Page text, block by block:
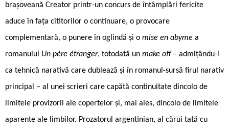
brașoveană Creator printr-un concurs de întâmplări fericite
aduce în fața cititorilor o continuare, o provocare
complementară, o punere în oglindă și o mise en abyme a
romanului Un père étranger, totodată un make off – admițându-l
ca tehnică narativă care dublează și în romanul-sursă firul narativ
principal – al unei scrieri care capătă continuitate dincolo de
limitele provizorii ale copertelor și, mai ales, dincolo de limitele
aparente ale limbilor. Prozatorul argentinian, al cărui tată cu